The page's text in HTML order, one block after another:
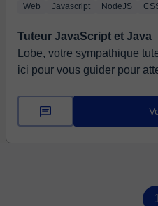
Web Javascript NodeJS
Tuteur JavaScript et Java ⏤
Lobe, votre sympathique
ici pour vous guider pour
1